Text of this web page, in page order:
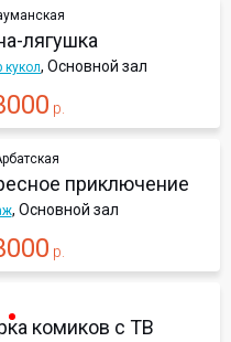
лягушка
кукол, Основной зал
р.
приключение
, Основной зал
р.
комиков с ТВ